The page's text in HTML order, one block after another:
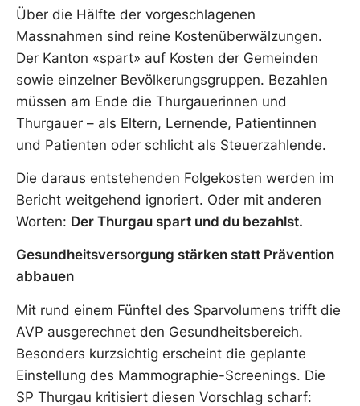
Über die Hälfte der vorgeschlagenen
Massnahmen sind reine Kostenüberwälzungen.
Der Kanton «spart» auf Kosten der Gemeinden
sowie einzelner Bevölkerungsgruppen. Bezahlen
müssen am Ende die Thurgauerinnen und
Thurgauer – als Eltern, Lernende, Patientinnen
und Patienten oder schlicht als Steuerzahlende.
Die daraus entstehenden Folgekosten werden im
Bericht weitgehend ignoriert. Oder mit anderen
Worten: Der Thurgau spart und du bezahlst.
Gesundheitsversorgung stärken statt Prävention
abbauen
Mit rund einem Fünftel des Sparvolumens trifft die
AVP ausgerechnet den Gesundheitsbereich.
Besonders kurzsichtig erscheint die geplante
Einstellung des Mammographie-Screenings. Die
SP Thurgau kritisiert diesen Vorschlag scharf: